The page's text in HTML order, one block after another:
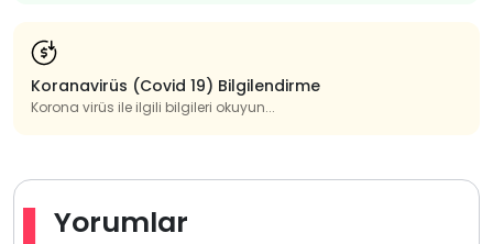
Koranavirüs (Covid 19) Bilgilendirme
Korona virüs ile ilgili bilgileri okuyun...
Yorumlar